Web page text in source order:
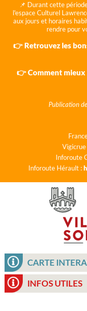
📌 Durant cette
l'espace Culturel
aux jours et horaires
rendre pour
👉 Retrouvez les
👉 Comment mieux
Publication
Vigicrue
Inforoute
Inforoute Hérault :
CARTE
INFOS UTILES